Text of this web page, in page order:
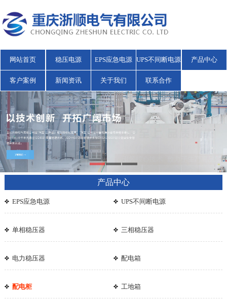
网站首页 稳压电源 EPS应急电源 UPS不间断电源 产品中心
客户案例 新闻资讯 关于我们 联系合作
产品中心
EPS应急电源 UPS不间断电源
单相稳压器 三相稳压器
电力稳压器 配电箱
配电柜 工地箱